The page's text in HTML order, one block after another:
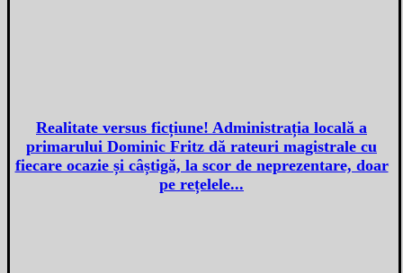
Realitate versus ficțiune! Administrația locală a
primarului Dominic Fritz dă rateuri magistrale cu
fiecare ocazie și câștigă, la scor de neprezentare, doar
pe rețelele...